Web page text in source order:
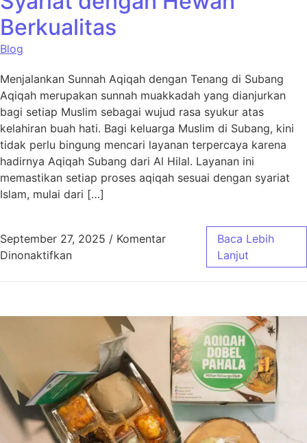
Berkualitas
Blog
Menjalankan Sunnah Aqiqah dengan Tenang di Subang
Aqiqah merupakan sunnah muakkadah yang dianjurkan
bagi setiap Muslim sebagai wujud rasa syukur atas
kelahiran buah hati. Bagi keluarga Muslim di Subang, kini
tidak perlu bingung mencari layanan terpercaya karena
hadirnya Aqiqah Subang dari Al Hilal. Layanan ini
memastikan setiap proses aqiqah sesuai dengan syariat
Islam, mulai dari […]
September 27, 2025 / Komentar
Dinonaktifkanpada Aqiqah Subang Sesuai Syariat dengan
Baca Lebih
Lanjut